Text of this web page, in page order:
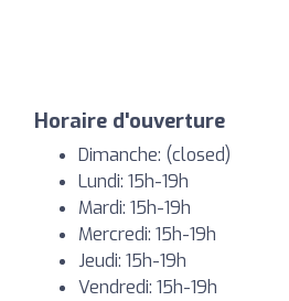
Horaire d'ouverture
Dimanche: (closed)
Lundi: 15h-19h
Mardi: 15h-19h
Mercredi: 15h-19h
Jeudi: 15h-19h
Vendredi: 15h-19h